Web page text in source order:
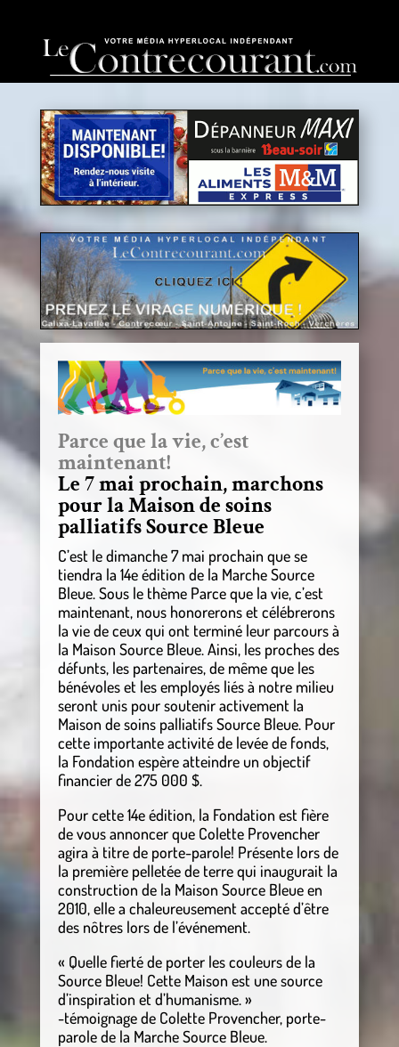
Parce que la vie, c’est
maintenant!
Le 7 mai prochain, marchons
pour la Maison de soins
palliatifs Source Bleue
C’est le dimanche 7 mai prochain que se
tiendra la 14e édition de la Marche Source
Bleue. Sous le thème Parce que la vie, c’est
maintenant, nous honorerons et célébrerons
la vie de ceux qui ont terminé leur parcours à
la Maison Source Bleue. Ainsi, les proches des
défunts, les partenaires, de même que les
bénévoles et les employés liés à notre milieu
seront unis pour soutenir activement la
Maison de soins palliatifs Source Bleue. Pour
cette importante activité de levée de fonds,
la Fondation espère atteindre un objectif
financier de 275 000 $.
Pour cette 14e édition, la Fondation est fière
de vous annoncer que Colette Provencher
agira à titre de porte-parole! Présente lors de
la première pelletée de terre qui inaugurait la
construction de la Maison Source Bleue en
2010, elle a chaleureusement accepté d’être
des nôtres lors de l’événement.
« Quelle fierté de porter les couleurs de la
Source Bleue! Cette Maison est une source
d’inspiration et d’humanisme. »
-témoignage de Colette Provencher, porte-
parole de la Marche Source Bleue.